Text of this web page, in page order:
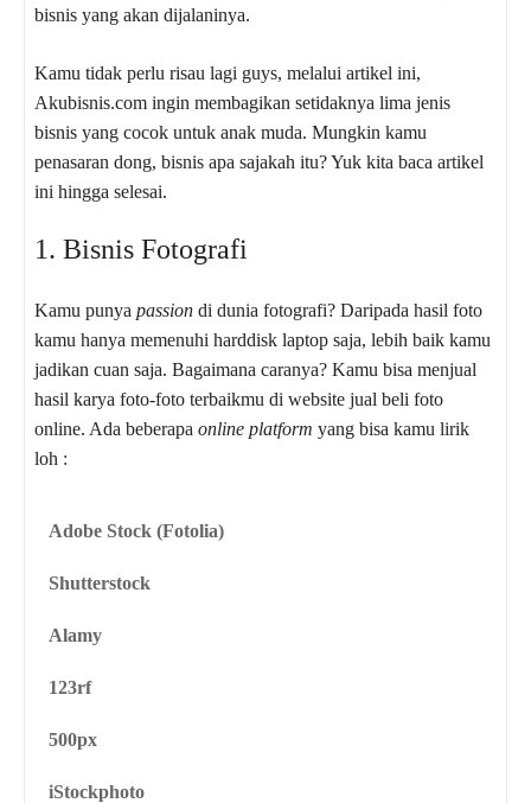
bisnis yang akan dijalaninya.
Kamu tidak perlu risau lagi guys, melalui artikel ini,
Akubisnis.com ingin membagikan setidaknya lima jenis
bisnis yang cocok untuk anak muda. Mungkin kamu
penasaran dong, bisnis apa sajakah itu? Yuk kita baca artikel
ini hingga selesai.
1. Bisnis Fotografi
Kamu punya passion di dunia fotografi? Daripada hasil foto
kamu hanya memenuhi harddisk laptop saja, lebih baik kamu
jadikan cuan saja. Bagaimana caranya? Kamu bisa menjual
hasil karya foto-foto terbaikmu di website jual beli foto
online. Ada beberapa online platform yang bisa kamu lirik
loh :
Adobe Stock (Fotolia)
Shutterstock
Alamy
123rf
500px
iStockphoto